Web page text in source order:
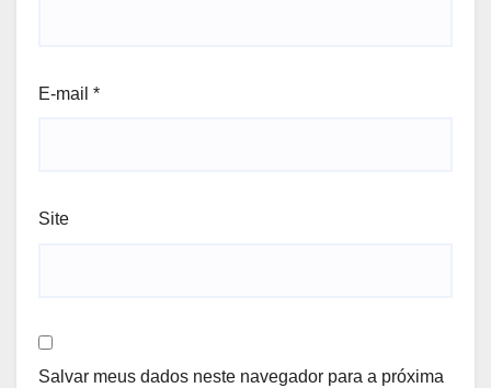
E-mail *
Site
Salvar meus dados neste navegador para a próxima